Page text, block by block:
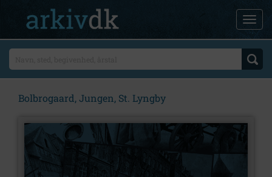
Bolbrogaard, Jungen, St. Lyngby